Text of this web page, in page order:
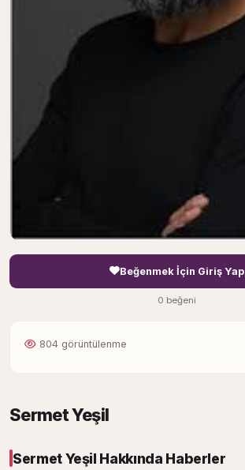
Beğenmek İçin Giriş Yap
0 beğeni
804 görüntülenme
Sermet Yeşil
Sermet Yeşil Hakkında Haberler